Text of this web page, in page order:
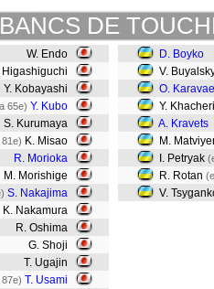
BANCS DE
W. Endo
Higashiguchi
Y. Kobayashi
65e) Y. Kubo
S. Kurumaya
K. Misao
R. Morioka
M. Morishige
S. Nakajima
K. Nakamura
R. Oshima
G. Shoji
T. Ugajin
T. Usami
D. Boyko
V.
O.
Y.
A. Kravets
M.
I. Petryak
R. Rotan
V.